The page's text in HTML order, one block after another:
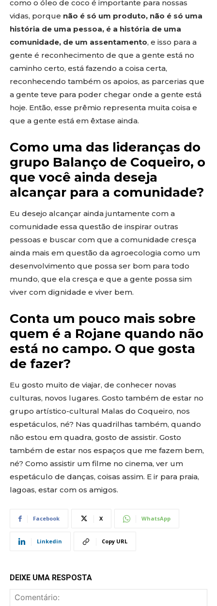
como o óleo de coco é importante para nossas
vidas, porque não é só um produto, não é só uma
história de uma pessoa, é a história de uma
comunidade, de um assentamento, e isso para a
gente é reconhecimento de que a gente está no
caminho certo, está fazendo a coisa certa,
reconhecendo também os apoios, as parcerias que
a gente teve para poder chegar onde a gente está
hoje. Então, esse prêmio representa muita coisa e
que a gente está em êxtase ainda.
Como uma das lideranças do
grupo Balanço de Coqueiro, o
que você ainda deseja
alcançar para a comunidade?
Eu desejo alcançar ainda juntamente com a
comunidade essa questão de inspirar outras
pessoas e buscar com que a comunidade cresça
ainda mais em questão da agroecologia como um
desenvolvimento que possa ser bom para todo
mundo, que ela cresça e que a gente possa sim
viver com dignidade e viver bem.
Conta um pouco mais sobre
quem é a Rojane quando não
está no campo. O que gosta
de fazer?
Eu gosto muito de viajar, de conhecer novas
culturas, novos lugares. Gosto também de estar no
grupo artístico-cultural Malas do Coqueiro, nos
espetáculos, né? Nas quadrilhas também, quando
não estou em quadra, gosto de assistir. Gosto
também de estar nos espaços que me fazem bem,
né? Como assistir um filme no cinema, ver um
espetáculo de danças, coisas assim. E ir para praia,
lagoas, estar com os amigos.
Facebook X WhatsApp
Linkedin Copy URL
DEIXE UMA RESPOSTA